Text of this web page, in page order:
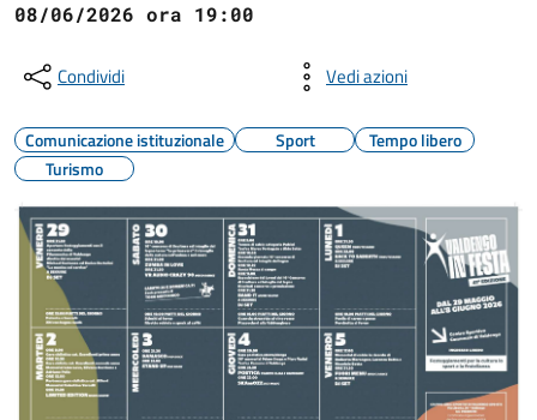
08/06/2026 ora 19:00
Condividi Vedi azioni
Comunicazione istituzionale Sport
Tempo libero
Turismo